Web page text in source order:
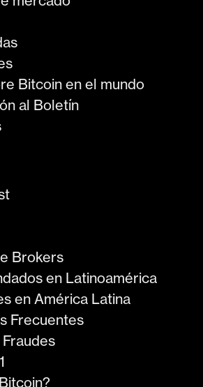
Bitcoin en el mundo
al Boletín
Brokers
en Latinoamérica
en América Latina
Frecuentes